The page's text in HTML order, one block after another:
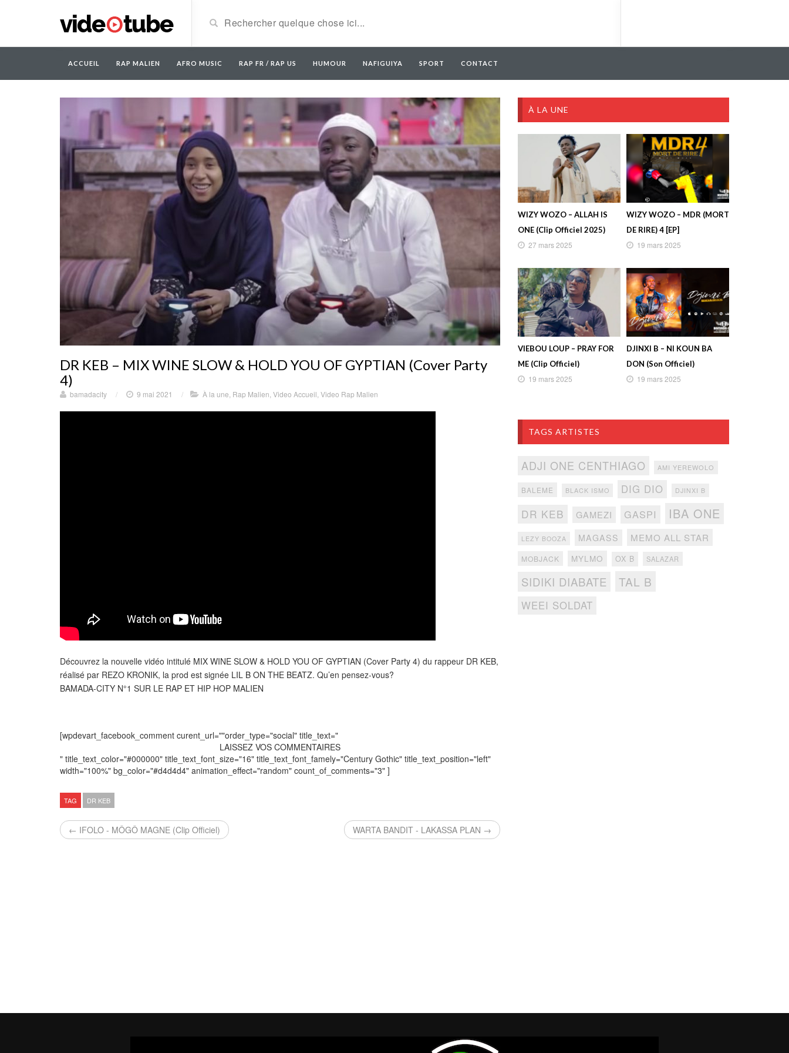
ACCUEIL RAP MALIEN AFRO MUSIC RAP FR / RAP US HUMOUR NAFIGUIYA SPORT CONTACT
DR KEB – MIX WINE SLOW & HOLD YOU OF GYPTIAN (Cover Party
4)
bamadacity / 9 mai 2021 / À la une Rap Malien Video Accueil Video Rap Malien
Découvrez la nouvelle vidéo intitulé MIX WINE SLOW & HOLD YOU OF GYPTIAN (Cover Party 4) du rappeur DR KEB,
réalisé par REZO KRONIK, la prod est signée LIL B ON THE BEATZ. Qu’en pensez-vous?
BAMADA-CITY N°1 SUR LE RAP ET HIP HOP MALIEN
[wpdevart_facebook_comment curent_url=""order_type="social" title_text="
LAISSEZ VOS COMMENTAIRES
" title_text_color="#000000" title_text_font_size="16" title_text_font_famely="Century Gothic" title_text_position="left"
width="100%" bg_color="#d4d4d4" animation_effect="random" count_of_comments="3" ]
TAG DR KEB
← IFOLO - MÔGÔ MAGNE (Clip Officiel) WARTA BANDIT - LAKASSA PLAN →
À LA UNE
WIZY WOZO – ALLAH IS
ONE (Clip Officiel 2025)
27 mars 2025
WIZY WOZO – MDR (MORT
DE RIRE) 4 [EP]
19 mars 2025
VIEBOU LOUP – PRAY FOR
ME (Clip Officiel)
19 mars 2025
DJINXI B – NI KOUN BA
DON (Son Officiel)
19 mars 2025
TAGS ARTISTES
ADJI ONE CENTHIAGO AMI YEREWOLO
BALEME BLACK ISMO DIG DIO DJINXI B
DR KEB GAMEZI GASPI IBA ONE
LEZY BOOZA MAGASS MEMO ALL STAR
MOBJACK MYLMO OX B SALAZAR
SIDIKI DIABATE TAL B
WEEI SOLDAT